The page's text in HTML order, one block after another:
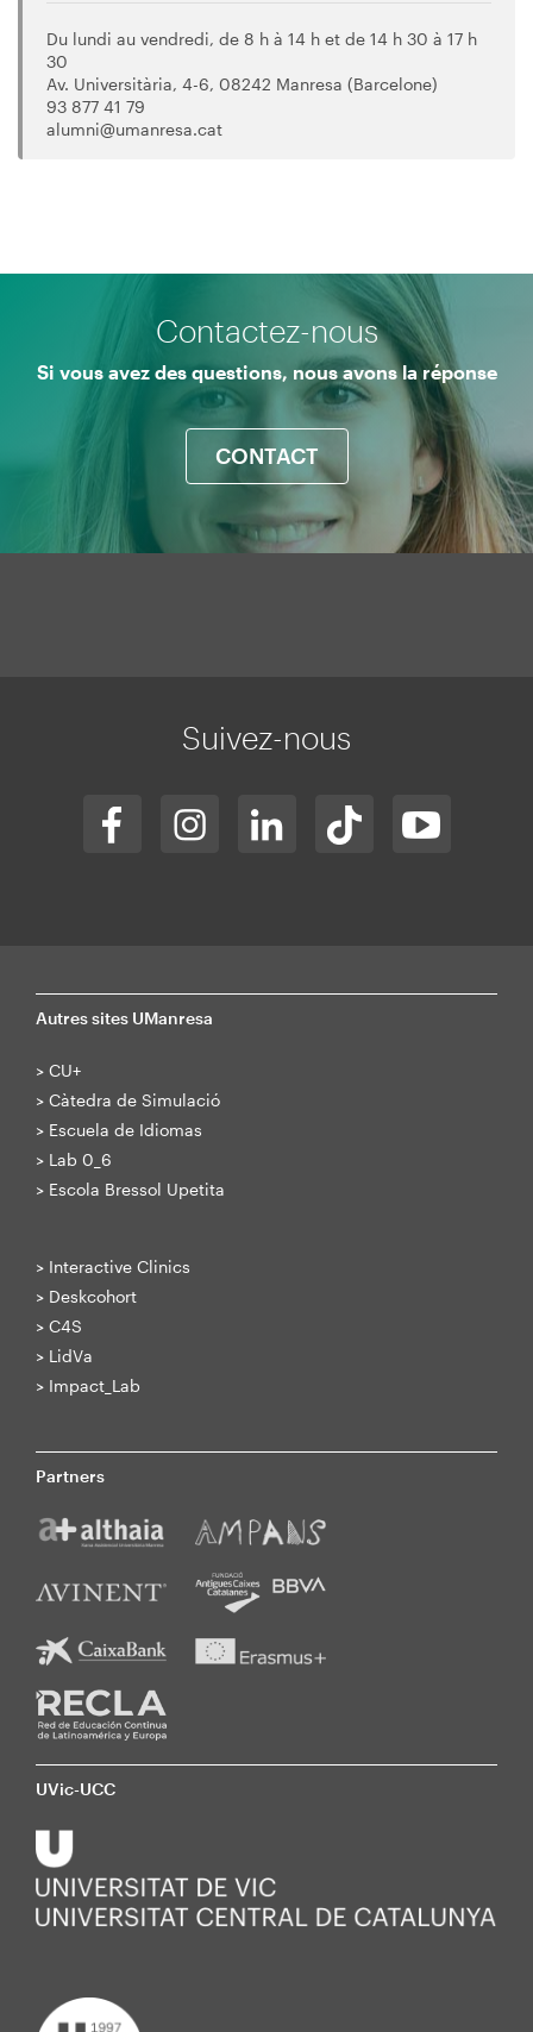
Du lundi au vendredi, de 8 h à 14 h et de 14 h 30 à 17 h
30
Av. Universitària, 4-6, 08242 Manresa (Barcelone)
93 877 41 79
alumni@umanresa.cat
Contactez-nous
Si vous avez des questions, nous avons la réponse
CONTACT
Suivez-nous
Autres sites UManresa
> CU+
> Càtedra de Simulació
> Escuela de Idiomas
> Lab 0_6
> Escola Bressol Upetita
> Interactive Clinics
> Deskcohort
> C4S
> LidVa
> Impact_Lab
Partners
UVic-UCC